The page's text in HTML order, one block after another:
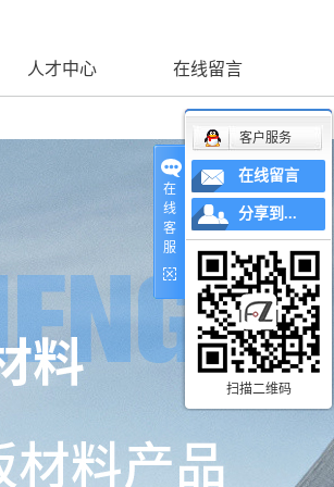
人才中心 在线留言
在
线
客
服
客户服务
在线留言
分享到...
扫描二维码